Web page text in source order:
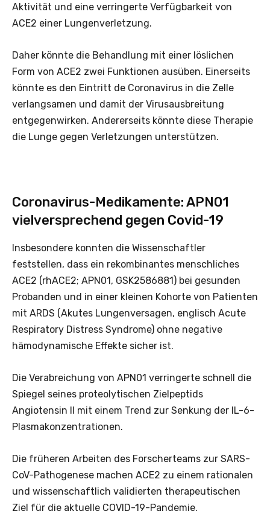
Aktivität und eine verringerte Verfügbarkeit von
ACE2 einer Lungenverletzung.
Daher könnte die Behandlung mit einer löslichen
Form von ACE2 zwei Funktionen ausüben. Einerseits
könnte es den Eintritt de Coronavirus in die Zelle
verlangsamen und damit der Virusausbreitung
entgegenwirken. Andererseits könnte diese Therapie
die Lunge gegen Verletzungen unterstützen.
Coronavirus-Medikamente: APN01
vielversprechend gegen Covid-19
Insbesondere konnten die Wissenschaftler
feststellen, dass ein rekombinantes menschliches
ACE2 (rhACE2; APN01, GSK2586881) bei gesunden
Probanden und in einer kleinen Kohorte von Patienten
mit ARDS (Akutes Lungenversagen, englisch Acute
Respiratory Distress Syndrome) ohne negative
hämodynamische Effekte sicher ist.
Die Verabreichung von APN01 verringerte schnell die
Spiegel seines proteolytischen Zielpeptids
Angiotensin II mit einem Trend zur Senkung der IL-6-
Plasmakonzentrationen.
Die früheren Arbeiten des Forscherteams zur SARS-
CoV-Pathogenese machen ACE2 zu einem rationalen
und wissenschaftlich validierten therapeutischen
Ziel für die aktuelle COVID-19-Pandemie.